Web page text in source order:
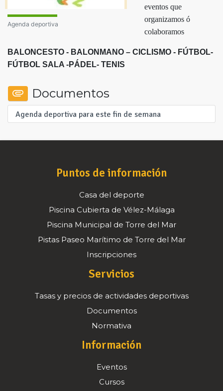
Agenda deportiva
eventos que
organizamos ó
colaboramos
BALONCESTO - BALONMANO – CICLISMO - FÚTBOL-
FÚTBOL SALA -PÁDEL- TENIS
Documentos
Agenda deportiva para este fin de semana
Puntos de información
Casa del deporte
Piscina Cubierta de Vélez-Málaga
Piscina Municipal de Torre del Mar
Pistas Paseo Marítimo de Torre del Mar
Inscripciones
Servicios
Tasas y precios de actividades deportivas
Documentos
Normativa
Información
Eventos
Cursos